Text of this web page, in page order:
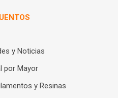
y Noticias
por Mayor
y Resinas